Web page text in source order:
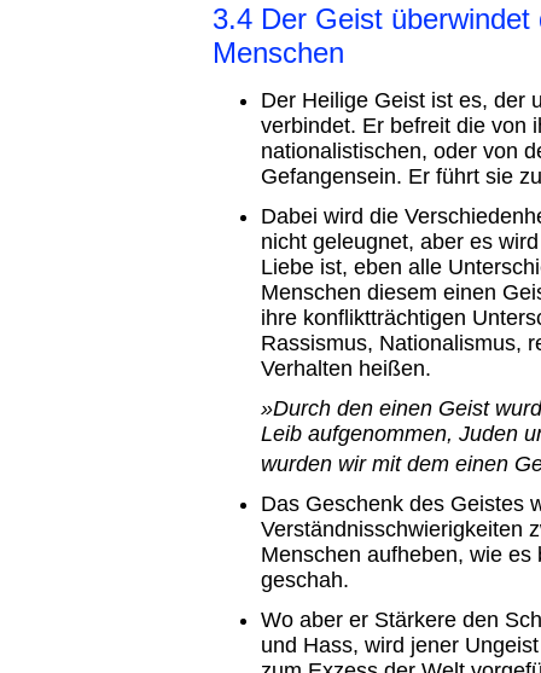
3.4 Der Geist
Menschen
Der Heilige Geist ist es, der
verbindet. Er befreit die von
nationalistischen, oder von
Gefangensein. Er führt sie
Dabei wird die
nicht geleugnet, aber es
Liebe ist, eben alle
Menschen diesem einen
ihre konfliktträchtigen
Rassismus, Nationalismus,
Verhalten heißen.
»Durch den einen Geist
Leib aufgenommen, Juden
wurden wir mit dem einen
Das Geschenk des Geistes
Verständnisschwierigkeiten
Menschen aufheben, wie
geschah.
Wo aber er Stärkere den
und Hass, wird jener